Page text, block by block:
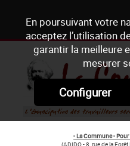
En poursuivant votre
acceptez l’utilisation
garantir la meilleure
mesurer
Configurer
- La Commune -